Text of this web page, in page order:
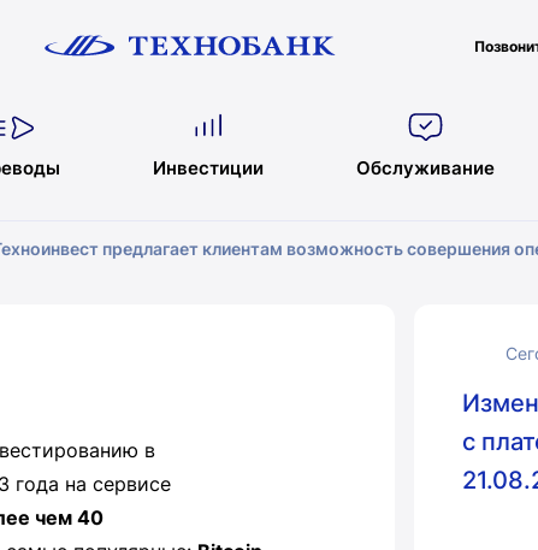
Инвестиции Обслуживание
предлагает клиентам возможность совершения
в
года на сервисе
чем 40
с